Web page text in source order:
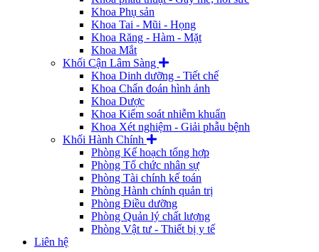
Khoa Phụ sản
Khoa Tai - Mũi - Họng
Khoa Răng - Hàm - Mặt
Khoa Mắt
Khối Cận Lâm Sàng
Khoa Dinh dưỡng - Tiết chế
Khoa Chẩn đoán hình ảnh
Khoa Dược
Khoa Kiểm soát nhiễm khuẩn
Khoa Xét nghiệm - Giải phẫu bệnh
Khối Hành Chính
Phòng Kế hoạch tổng hợp
Phòng Tổ chức nhân sự
Phòng Tài chính kế toán
Phòng Hành chính quản trị
Phòng Điều dưỡng
Phòng Quản lý chất lượng
Phòng Vật tư - Thiết bị y tế
Liên hệ